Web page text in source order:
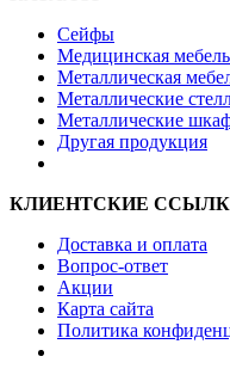
Сейфы
Медицинская
Металлическая
Металлические
Металлические
Другая продукция
КЛИЕНТСКИЕ
Доставка и оплата
Вопрос-ответ
Акции
Карта сайта
Политика